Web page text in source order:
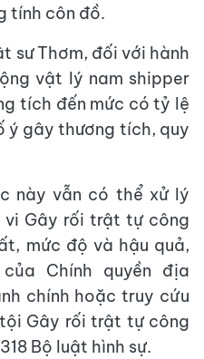
tính côn đồ.
sư Thơm, đối với hành
vật lý nam shipper
tích đến mức có tỷ lệ
ý gây thương tích, quy
này vẫn có thể xử lý
vi Gây rối trật tự công
mức độ và hậu quả,
Chính quyền địa
chính hoặc truy cứu
Gây rối trật tự công
Bộ luật hình sự.